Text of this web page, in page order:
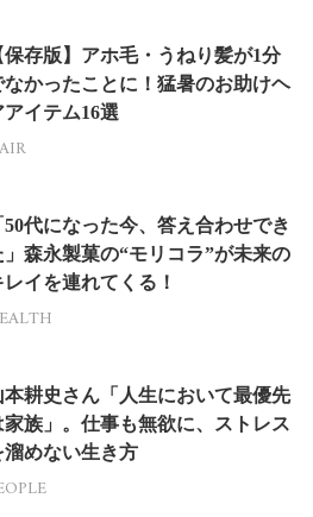
保存版】アホ毛・うねり髪が1分
なかったことに！猛暑のお助けヘ
アイテム16選
50代になった今、答え合わせでき
」森永製菓の“モリコラ”が未来の
レイを連れてくる！
本耕史さん「人生において最優先
家族」。仕事も無欲に、ストレス
溜めない生き方